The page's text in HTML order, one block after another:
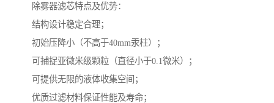
除雾器滤芯特点及优势：
结构设计稳定合理；
初始压降小（不高于40mm汞柱）；
可捕捉亚微米级颗粒（直径小于0.1微米）；
可提供无限的液体收集空间；
优质过滤材料保证性能及寿命；